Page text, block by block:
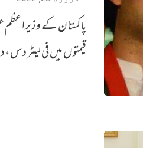
پاکستان کے
قیمتوں میں فی لیٹر